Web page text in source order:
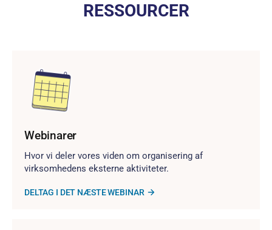
RESSOURCER
Webinarer
Hvor vi deler vores viden om organisering af
virksomhedens eksterne aktiviteter.
DELTAG I DET NÆSTE WEBINAR